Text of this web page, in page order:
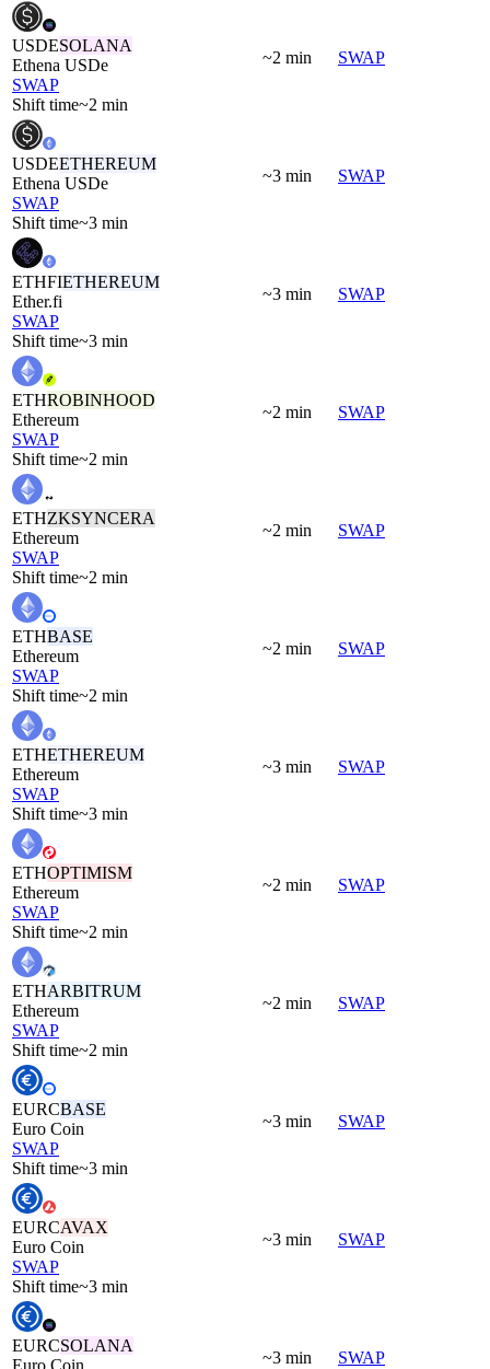
USDESOLANA
Ethena USDe
SWAP
Shift time~2 min
~2 min SWAP
USDEETHEREUM
Ethena USDe
SWAP
Shift time~3 min
~3 min SWAP
ETHFIETHEREUM
Ether.fi
SWAP
Shift time~3 min
~3 min SWAP
ETHROBINHOOD
Ethereum
SWAP
Shift time~2 min
~2 min SWAP
ETHZKSYNCERA
Ethereum
SWAP
Shift time~2 min
~2 min SWAP
ETHBASE
Ethereum
SWAP
Shift time~2 min
~2 min SWAP
ETHETHEREUM
Ethereum
SWAP
Shift time~3 min
~3 min SWAP
ETHOPTIMISM
Ethereum
SWAP
Shift time~2 min
~2 min SWAP
ETHARBITRUM
Ethereum
SWAP
Shift time~2 min
~2 min SWAP
EURCBASE
Euro Coin
SWAP
Shift time~3 min
~3 min SWAP
EURCAVAX
Euro Coin
SWAP
Shift time~3 min
~3 min SWAP
EURCSOLANA
Euro Coin
~3 min SWAP